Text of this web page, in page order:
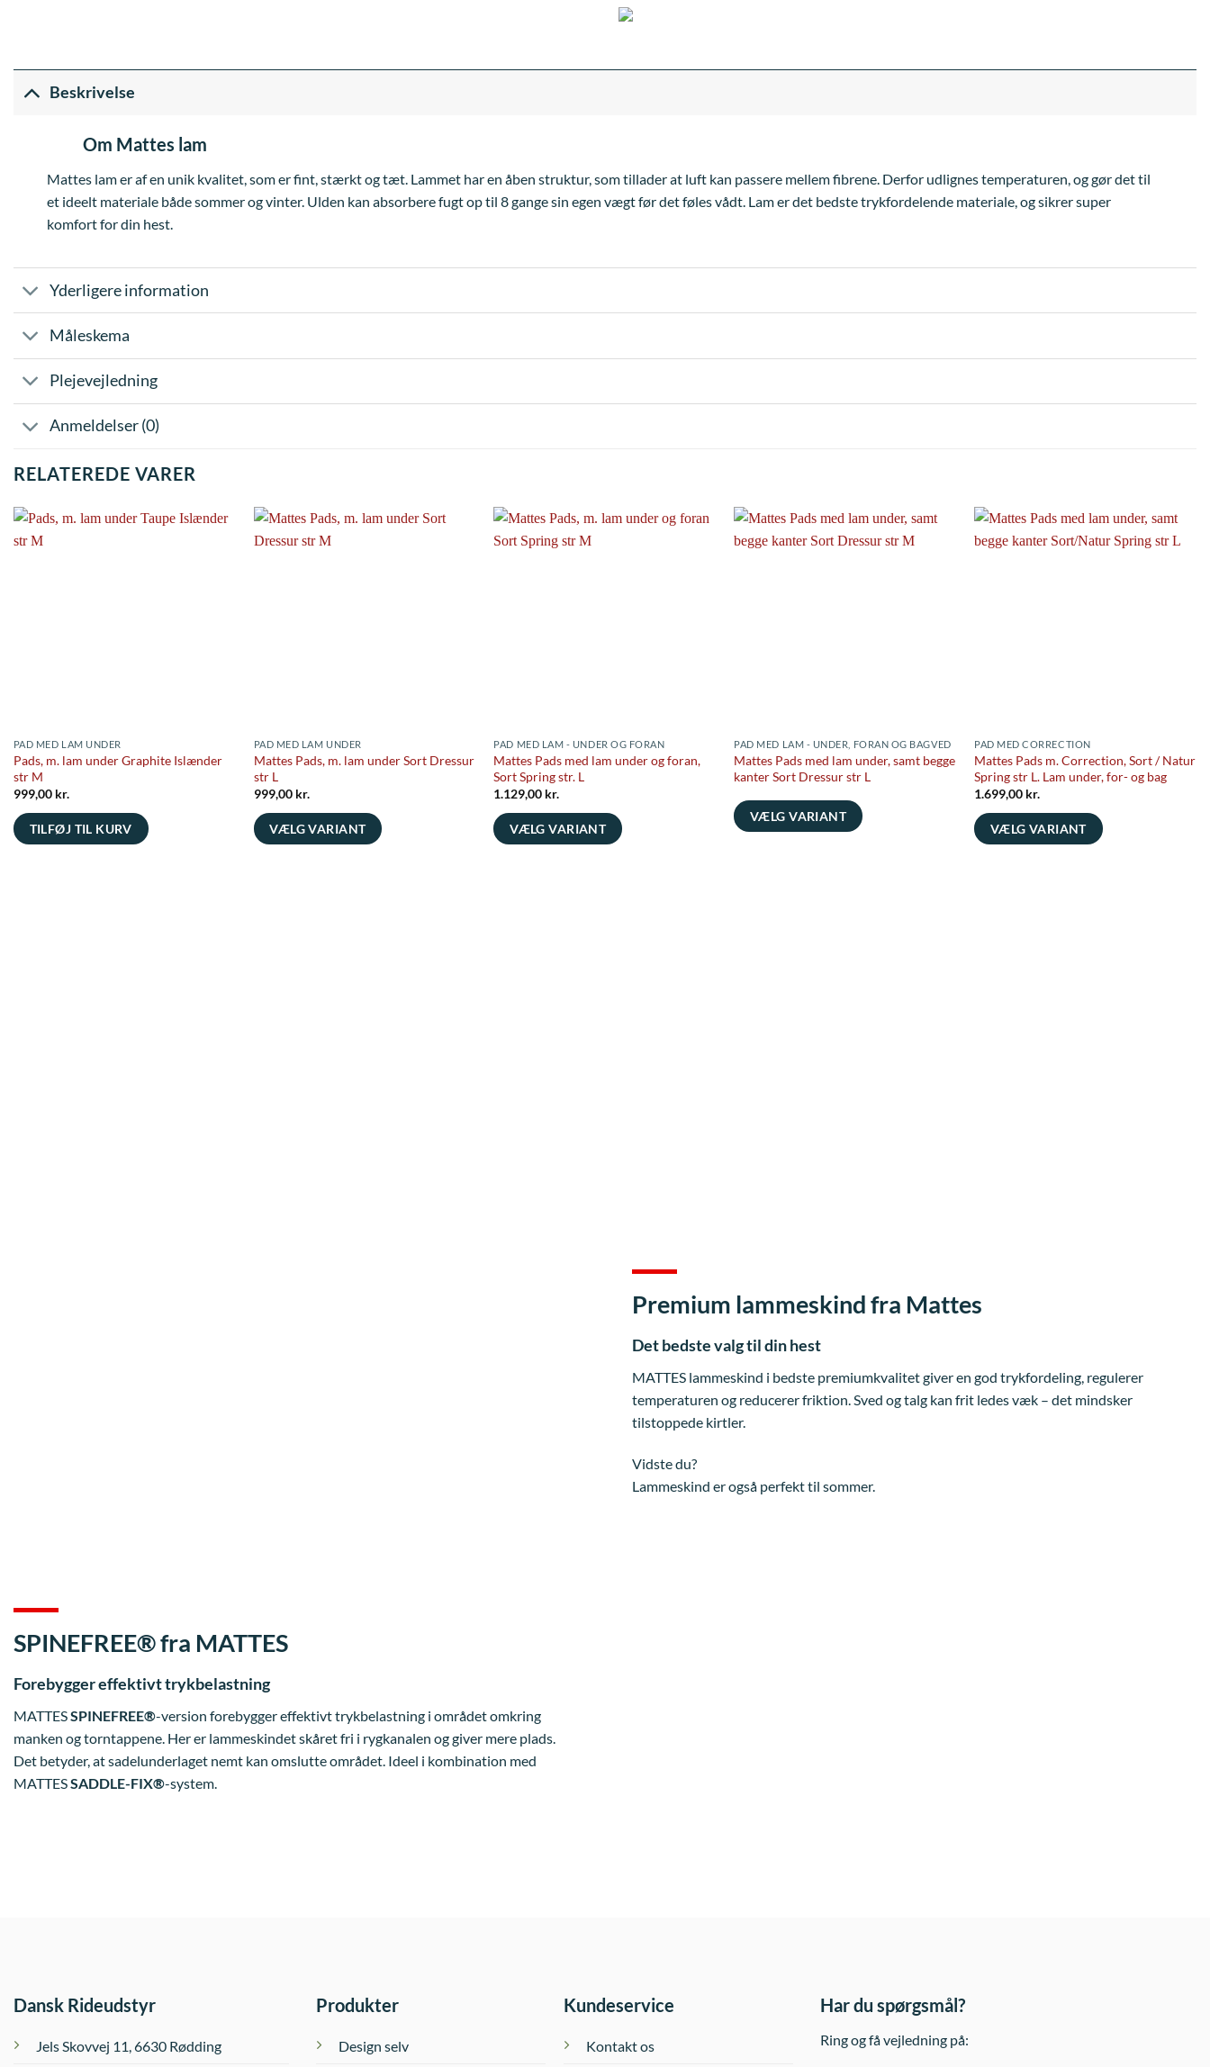
Beskrivelse
Om Mattes lam
Mattes lam er af en unik kvalitet, som er fint, stærkt og tæt. Lammet har en åben struktur, som tillader at luft kan passere mellem fibrene. Derfor udlignes temperaturen, og gør det til
et ideelt materiale både sommer og vinter. Ulden kan absorbere fugt op til 8 gange sin egen vægt før det føles vådt. Lam er det bedste trykfordelende materiale, og sikrer super
komfort for din hest.
Yderligere information
Måleskema
Plejevejledning
Anmeldelser (0)
RELATEREDE VARER
PAD MED LAM UNDER
Pads, m. lam under Graphite Islænder
str M
999,00 kr.
TILFØJ TIL KURV
PAD MED LAM UNDER
Mattes Pads, m. lam under Sort Dressur
str L
999,00 kr.
VÆLG VARIANT
PAD MED LAM - UNDER OG FORAN
Mattes Pads med lam under og foran,
Sort Spring str. L
1.129,00 kr.
VÆLG VARIANT
PAD MED LAM - UNDER, FORAN OG BAGVED
Mattes Pads med lam under, samt begge
kanter Sort Dressur str L
VÆLG VARIANT
PAD MED CORRECTION
Mattes Pads m. Correction, Sort / Natur
Spring str L. Lam under, for- og bag
1.699,00 kr.
VÆLG VARIANT
Premium lammeskind fra Mattes
Det bedste valg til din hest
MATTES lammeskind i bedste premiumkvalitet giver en god trykfordeling, regulerer
temperaturen og reducerer friktion. Sved og talg kan frit ledes væk – det mindsker
tilstoppede kirtler.
Vidste du?
Lammeskind er også perfekt til sommer.
SPINEFREE® fra MATTES
Forebygger effektivt trykbelastning
MATTESSPINEFREE®-version forebygger effektivt trykbelastning i området omkring
manken og torntappene. Her er lammeskindet skåret fri i rygkanalen og giver mere plads.
Det betyder, at sadelunderlaget nemt kan omslutte området. Ideel i kombination med
MATTESSADDLE-FIX®-system.
Dansk Rideudstyr
Jels Skovvej 11, 6630 Rødding
Produkter
Design selv
Kundeservice
Kontakt os
Har du spørgsmål?
Ring og få vejledning på: